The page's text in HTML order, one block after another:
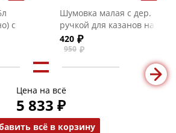
с
Шумовка малая с дер.
ручкой для казанов на
4-8 литров
420
950
Цена на всё
5 833 ₽
всё в корзину